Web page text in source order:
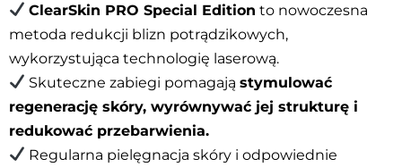
ClearSkin PRO Special Edition to nowoczesna
metoda redukcji blizn potrądzikowych,
wykorzystująca technologię laserową.
Skuteczne zabiegi pomagająstymulować
regenerację skóry, wyrównywać jej strukturę i
redukować przebarwienia.
Regularna pielęgnacja skóry i odpowiednie